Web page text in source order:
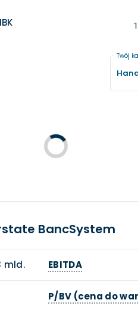
Twój
BancSystem
mld. EBITDA
P/BV (cena do